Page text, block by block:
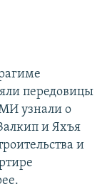
передовицы
узнали о
и Яхъя
и